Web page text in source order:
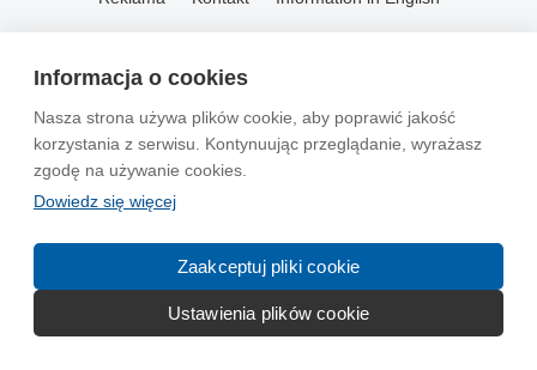
Informacja o cookies
Nasza strona używa plików cookie, aby poprawić jakość
korzystania z serwisu. Kontynuując przeglądanie, wyrażasz
zgodę na używanie cookies.
Dowiedz się więcej
Zaakceptuj pliki cookie
Ustawienia plików cookie